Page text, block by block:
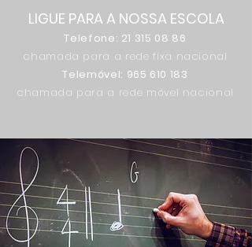
LIGUE PARA A NOSSA ESCOLA
Telefone: 21 315 08 86
chamada para a rede fixa nacional
Telemóvel: 965 610 183
chamada para a rede móvel nacional